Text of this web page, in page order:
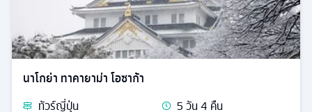
นาโกย่า ทาคายาม่า โอซาก้า
ทัวร์ญี่ปุ่น 5วัน4 คืน